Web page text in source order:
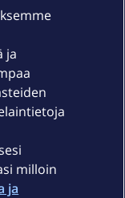
ja
milloin
ja